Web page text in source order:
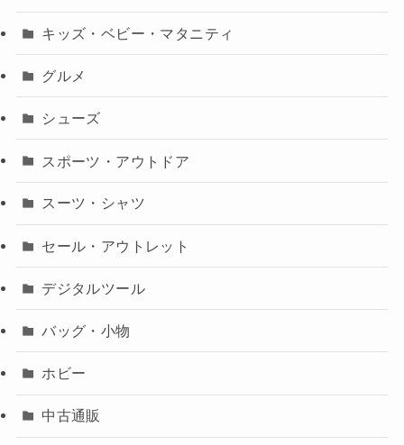
キッズ・ベビー・マタニティ
グルメ
シューズ
スポーツ・アウトドア
スーツ・シャツ
セール・アウトレット
デジタルツール
バッグ・小物
ホビー
中古通販